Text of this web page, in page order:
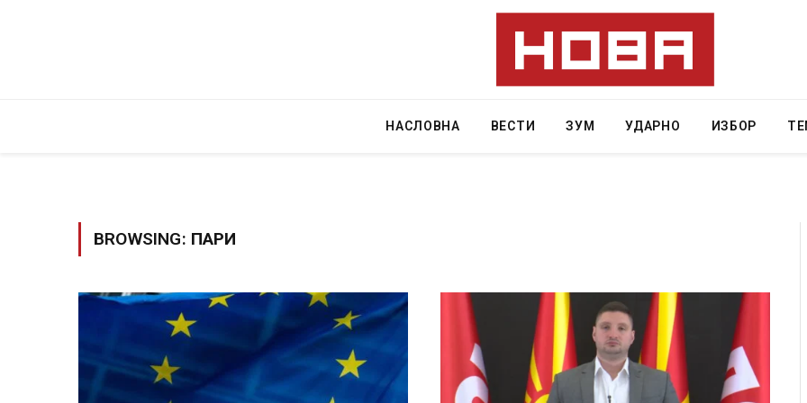
НАСЛОВНА ВЕСТИ ЗУМ УДАРНО ИЗБОР
BROWSING: ПАРИ
JULY 30, 2026
главниот српски град – оштетени автомобили и
локали
AUGUST 6, 2026